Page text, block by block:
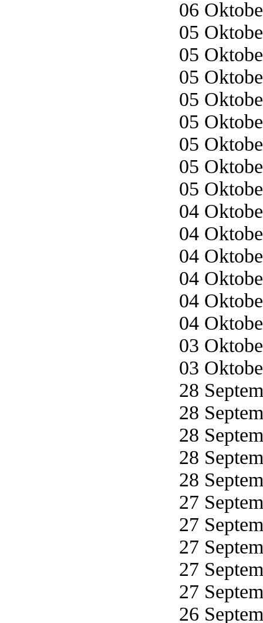
06
05
05
05
05
05
05
05
05
04
04
04
04
04
04
03
03
28
28
28
28
28
27
27
27
27
27
26